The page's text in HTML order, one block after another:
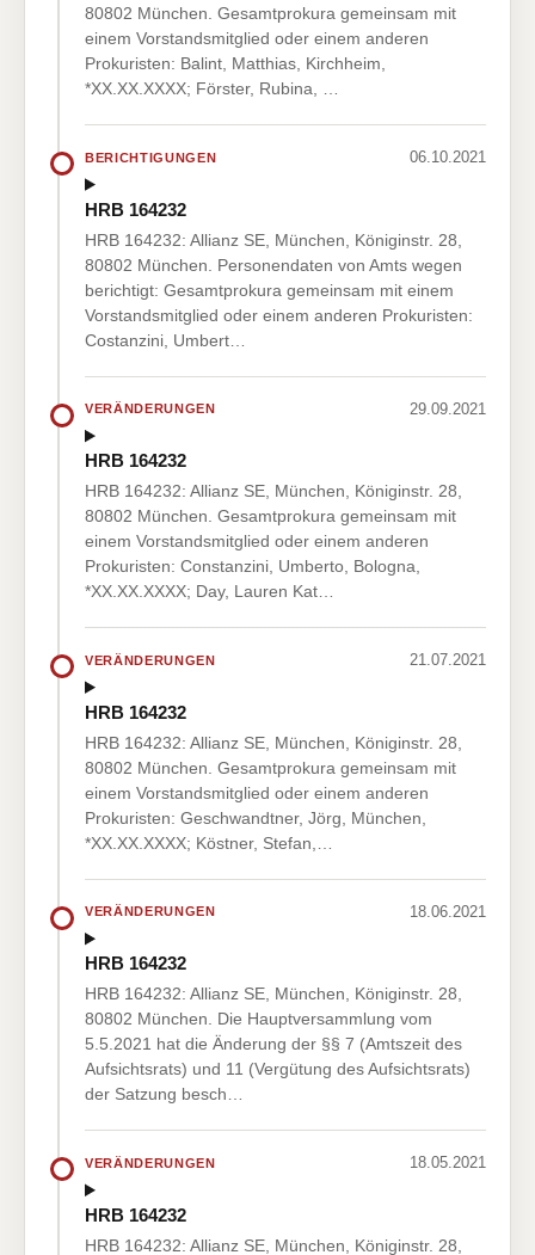
80802 München. Gesamtprokura gemeinsam mit
einem Vorstandsmitglied oder einem anderen
Prokuristen: Balint, Matthias, Kirchheim,
*XX.XX.XXXX; Förster, Rubina, …
BERICHTIGUNGEN 06.10.2021
HRB 164232
HRB 164232: Allianz SE, München, Königinstr. 28,
80802 München. Personendaten von Amts wegen
berichtigt: Gesamtprokura gemeinsam mit einem
Vorstandsmitglied oder einem anderen Prokuristen:
Costanzini, Umbert…
VERÄNDERUNGEN 29.09.2021
HRB 164232
HRB 164232: Allianz SE, München, Königinstr. 28,
80802 München. Gesamtprokura gemeinsam mit
einem Vorstandsmitglied oder einem anderen
Prokuristen: Constanzini, Umberto, Bologna,
*XX.XX.XXXX; Day, Lauren Kat…
VERÄNDERUNGEN 21.07.2021
HRB 164232
HRB 164232: Allianz SE, München, Königinstr. 28,
80802 München. Gesamtprokura gemeinsam mit
einem Vorstandsmitglied oder einem anderen
Prokuristen: Geschwandtner, Jörg, München,
*XX.XX.XXXX; Köstner, Stefan,…
VERÄNDERUNGEN 18.06.2021
HRB 164232
HRB 164232: Allianz SE, München, Königinstr. 28,
80802 München. Die Hauptversammlung vom
5.5.2021 hat die Änderung der §§ 7 (Amtszeit des
Aufsichtsrats) und 11 (Vergütung des Aufsichtsrats)
der Satzung besch…
VERÄNDERUNGEN 18.05.2021
HRB 164232
HRB 164232: Allianz SE, München, Königinstr. 28,